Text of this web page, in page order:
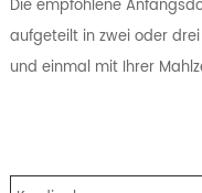
Die empfohlene
aufgeteilt in zwei oder
und einmal mit Ihrer